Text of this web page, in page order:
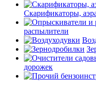
Скарификаторы,
распылители
дорожек